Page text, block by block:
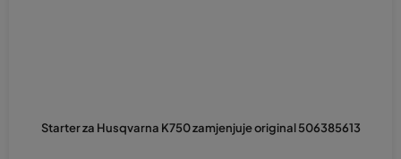
Starter za Husqvarna K750 zamjenjuje original 506385613